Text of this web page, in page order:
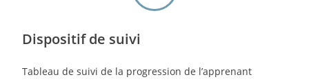
Dispositif de suivi
Tableau de suivi de la progression de l’apprenant